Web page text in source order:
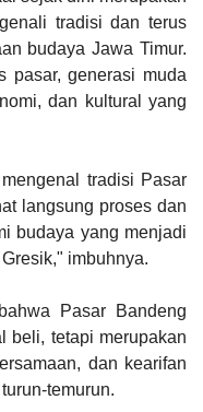
tradisi dan terus
budaya Jawa Timur.
pasar, generasi muda
dan kultural yang
tradisi Pasar
langsung proses dan
budaya yang menjadi
imbuhnya.
Pasar Bandeng
beli, tetapi merupakan
dan kearifan
temurun.